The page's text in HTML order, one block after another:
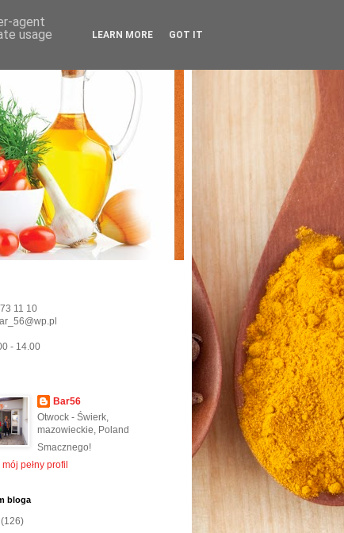
11 10
- 14.00
Bar56
Otwock - Świerk,
mazowieckie, Poland
Smacznego!
pełny profil
bloga
(126)
agent
usage
LEARN MORE GOT IT